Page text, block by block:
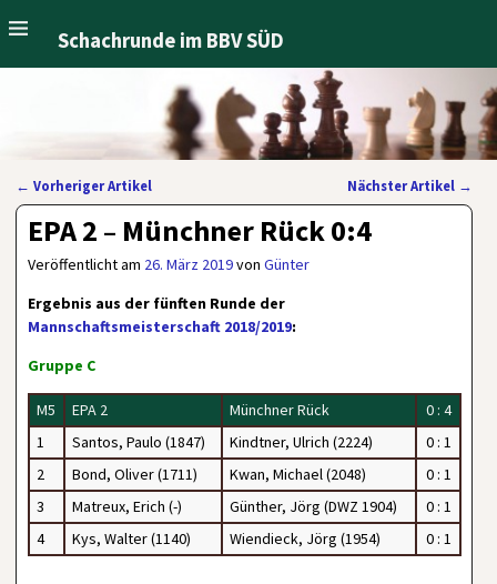
Schachrunde im BBV SÜD
Artikelnavigation
← Vorheriger Artikel Nächster Artikel →
EPA 2 – Münchner Rück 0:4
Veröffentlicht am 26. März 2019vonGünter
Ergebnis aus der fünften Runde der
Mannschaftsmeisterschaft 2018/2019:
Gruppe C
M5 EPA 2 Münchner Rück
0 : 4
1
Santos, Paulo (1847) Kindtner, Ulrich (2224)
0 : 1
2
Bond, Oliver (1711) Kwan, Michael (2048)
0 : 1
3
Matreux, Erich (-) Günther, Jörg (DWZ 1904)
0 : 1
4
Kys, Walter (1140) Wiendieck, Jörg (1954) 0 : 1